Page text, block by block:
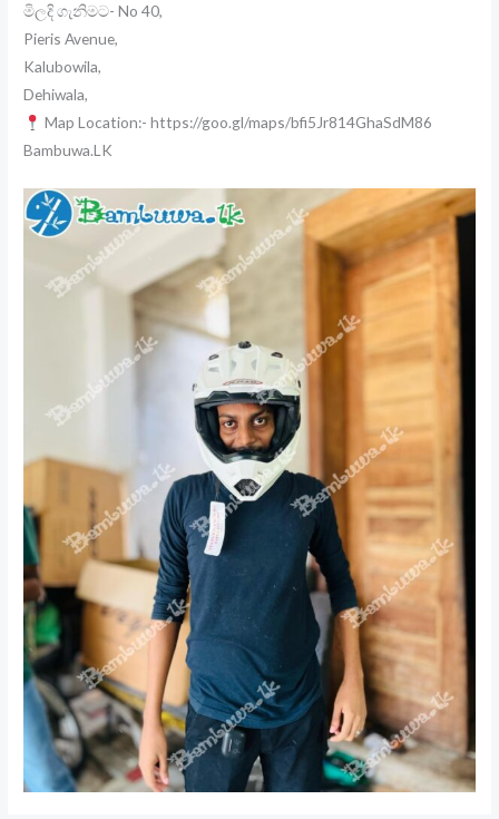
මිලදි ගැනිමට- No 40,
Pieris Avenue,
Kalubowila,
Dehiwala,
Map Location:- https://goo.gl/maps/bfi5Jr814GhaSdM86
Bambuwa.LK